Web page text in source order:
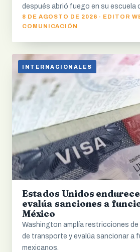
después abrió fuego en su escuela
8 DE AGOSTO DE 2026 · EDITOR
COMUNICACIÓN
INTERNACIONALES
Estados Unidos
evalúa sanciones a
México
Washington amplía restricciones
de transporte y evalúa sancionar a
mexicanos.